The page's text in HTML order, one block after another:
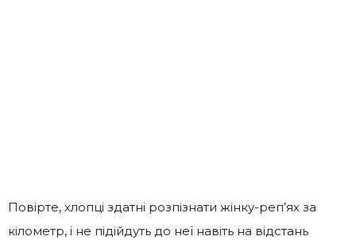
Повірте, хлопці здатні розпізнати жінку-реп’ях за
кілометр, і не підійдуть до неї навіть на відстань